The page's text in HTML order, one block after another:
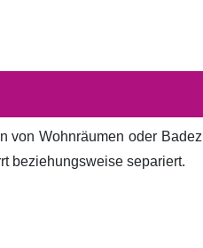
von Wohnräumen oder
beziehungsweise separiert.